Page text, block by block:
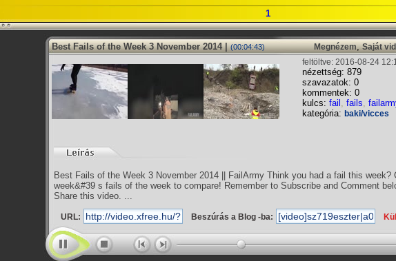
1
Best Fails of the Week 3 November 2014 | (00:04:43) Megnézem,Saját
feltöltve: 2016-08-24
nézettség: 879
szavazatok: 0
kommentek: 0
kulcs: fail , fails,
kategória: baki/vicces
Best Fails of the Week 3 November 2014 || FailArmy Think you had a fail this week?
week&#39 s fails of the week to compare! Remember to Subscribe and Comment
Share this video. ...
URL: Beszúrás a Blog -ba: